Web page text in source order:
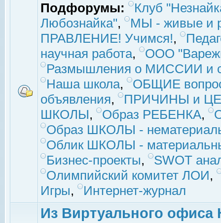
Подфорумы:
Клуб
Любознайка",
МЫ - живые и
ПРАВЛЕНИЕ! Учимся!,
научная работа,
ООО
Размышления о МИССИИ и
Наша школа,
ОБЩИЕ
объявления,
ПРИЧИНЫ и
ШКОЛЫ, Образ РЕБЕНКА,
Образ ШКОЛЫ -
Облик ШКОЛЫ -
Бизнес-проекты,
SWOT
Олимпийский комитет ЛОИ,
Игры, Интернет-журнал
Из Виртуального офиса